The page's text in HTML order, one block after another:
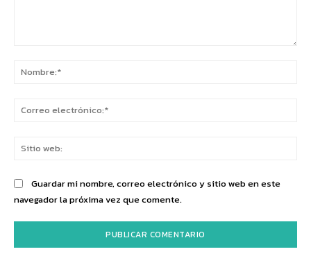
Guardar mi nombre, correo electrónico y sitio web en este
navegador la próxima vez que comente.